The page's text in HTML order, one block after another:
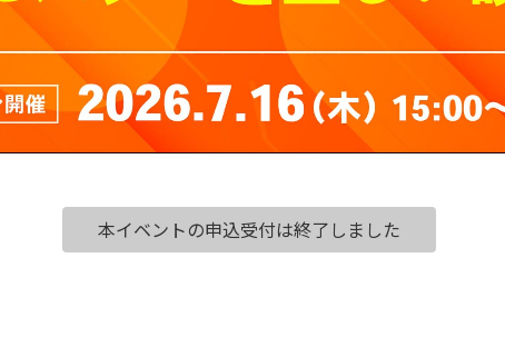
本イベントの申込受付は終了しました